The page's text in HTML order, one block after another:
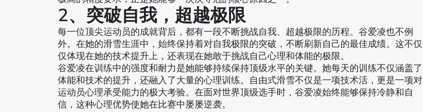
2、突破自我，超越极限
每一位顶尖运动员的成就背后，都有一段不断挑战自我、超越极限的历程。谷爱凌也不例
外。在她的滑雪生涯中，始终保持着对自我极限的突破，不断刷新自己的最佳成绩。这不仅
仅体现在她的技术提升上，还表现在她敢于挑战自己心理和体能的极限。
谷爱凌在训练中的强度和耐力是她能够持续保持顶级水平的关键。她每天的训练不仅涵盖了
体能和技术的提升，还融入了大量的心理训练。自由式滑雪不仅是一项技术活，更是一项对
运动员心理承受能力的极大考验。在面对世界顶级选手时，谷爱凌始终能够保持冷静和自
信，这种心理优势使她在比赛中屡屡逆袭。